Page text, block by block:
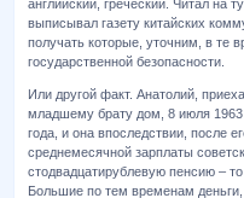
английский, греческий. Читал на
выписывал газету китайских
получать которые, уточним, в те
государственной безопасности.
Или другой факт. Анатолий,
младшему брату дом, 8 июля 1963
года, и она впоследствии, после
среднемесячной зарплаты
стодвадцатирублевую пенсию –
Большие по тем временам